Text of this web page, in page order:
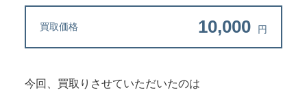
買取価格 10,000 円
今回、買取りさせていただいたのは